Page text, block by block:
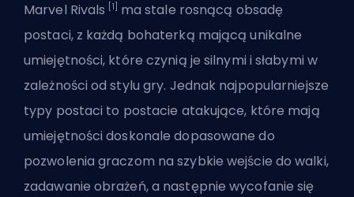
Marvel Rivals [1]
ma stale rosnącą obsadę
postaci, z każdą bohaterką mającą unikalne
umiejętności, które czynią je silnymi i słabymi w
zależności od stylu gry. Jednak najpopularniejsze
typy postaci to postacie atakujące, które mają
umiejętności doskonale dopasowane do
pozwolenia graczom na szybkie wejście do walki,
zadawanie obrażeń, a następnie wycofanie się